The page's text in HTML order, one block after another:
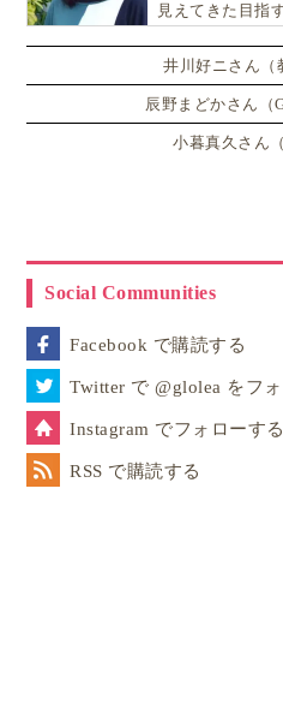
経費もシビアに計算し
1ドルを稼ぐ重み＆喜
売り上げ金は親同士も話し
経費はかかりましたが、無
家に帰ってイベントについ
ケティングの気付きがたく
買ってすぐ遊べるボールと
見えてきた目指
井川好ニさん（
辰野まどかさん（
小暮真久さん
Social Communities
Facebook で購読する
Twitter で @glolea をフ
Instagram でフォローする
RSS で購読する